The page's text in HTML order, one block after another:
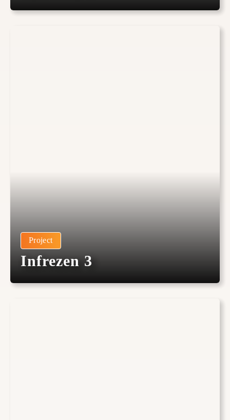
Project
Infrezen 3